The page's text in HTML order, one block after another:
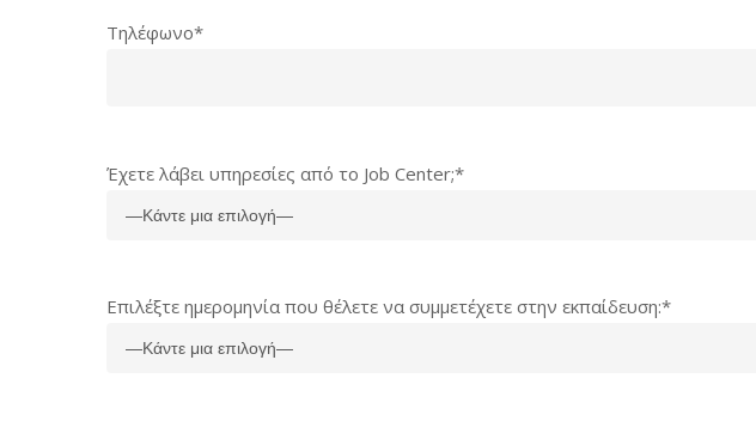
Τηλέφωνο*
Έχετε λάβει υπηρεσίες από το Job Center;*
Επιλέξτε ημερομηνία που θέλετε να συμμετέχετε στην εκπαίδευση:*